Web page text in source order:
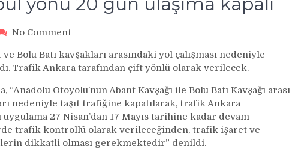
No Commenton
TEM’in
İstanbul
20
gün
ulaşıma
kapalı
Bolu Batı kavşakları arasındaki yol çalışması nedeniyle
Trafik Ankara tarafından çift yönlü olarak verilecek.
“Anadolu Otoyolu’nun Abant Kavşağı ile Bolu Batı Kavşağı arası
nedeniyle taşıt trafiğine kapatılarak, trafik Ankara
27 Nisan’dan 17 Mayıs tarihine kadar devam
trafik kontrollü olarak verileceğinden, trafik işaret ve
dikkatli olması gerekmektedir” denildi.